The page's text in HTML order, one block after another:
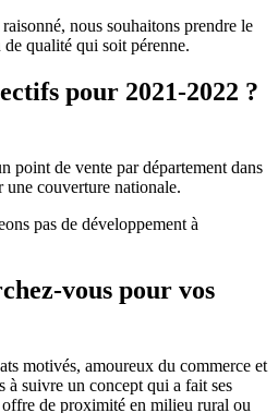
nous souhaitons prendre le
qualité qui soit pérenne.
pour 2021-2022 ?
point de vente par département dans
une couverture nationale.
pas de développement à
vous pour vos
motivés, amoureux du commerce et
à suivre un concept qui a fait ses
de proximité en milieu rural ou